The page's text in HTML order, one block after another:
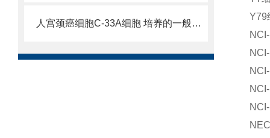
人宫颈癌细胞C-33A细胞 培养的一般过程
Y79